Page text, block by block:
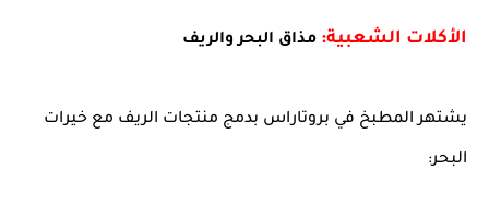
الأكلات الشعبية: مذاق البحر والريف
يشتهر المطبخ في بروتاراس بدمج منتجات الريف مع خيرات
البحر: